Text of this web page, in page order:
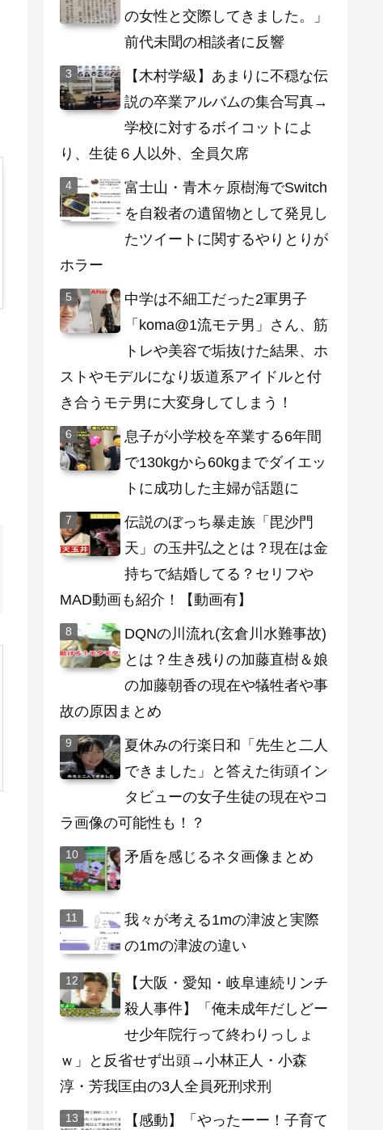
の女性と交際してきました。」
前代未聞の相談者に反響
【木村学級】あまりに不穏な伝
説の卒業アルバムの集合写真→
学校に対するボイコットによ
り、生徒６人以外、全員欠席
富士山・青木ヶ原樹海でSwitch
を自殺者の遺留物として発見し
たツイートに関するやりとりが
ホラー
中学は不細工だった2軍男子
「koma@1流モテ男」さん、筋
トレや美容で垢抜けた結果、ホ
ストやモデルになり坂道系アイドルと付
き合うモテ男に大変身してしまう！
息子が小学校を卒業する6年間
で130kgから60kgまでダイエッ
トに成功した主婦が話題に
伝説のぼっち暴走族「毘沙門
天」の玉井弘之とは？現在は金
持ちで結婚してる？セリフや
MAD動画も紹介！【動画有】
DQNの川流れ(玄倉川水難事故)
とは？生き残りの加藤直樹＆娘
の加藤朝香の現在や犠牲者や事
故の原因まとめ
夏休みの行楽日和「先生と二人
できました」と答えた街頭イン
タビューの女子生徒の現在やコ
ラ画像の可能性も！？
矛盾を感じるネタ画像まとめ
我々が考える1mの津波と実際
の1mの津波の違い
【大阪・愛知・岐阜連続リンチ
殺人事件】「俺未成年だしどー
せ少年院行って終わりっしょ
ｗ」と反省せず出頭→小林正人・小森
淳・芳我匡由の3人全員死刑求刑
【感動】「やったーー！子育て